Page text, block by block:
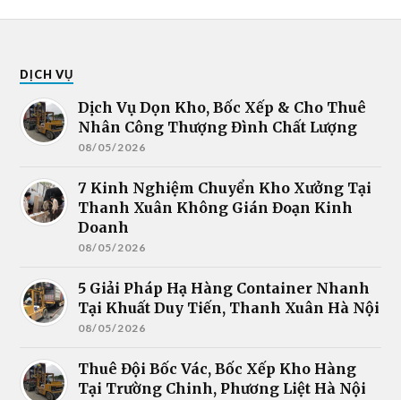
DỊCH VỤ
Dịch Vụ Dọn Kho, Bốc Xếp & Cho Thuê
Nhân Công Thượng Đình Chất Lượng
08/05/2026
7 Kinh Nghiệm Chuyển Kho Xưởng Tại
Thanh Xuân Không Gián Đoạn Kinh
Doanh
08/05/2026
5 Giải Pháp Hạ Hàng Container Nhanh
Tại Khuất Duy Tiến, Thanh Xuân Hà Nội
08/05/2026
Thuê Đội Bốc Vác, Bốc Xếp Kho Hàng
Tại Trường Chinh, Phương Liệt Hà Nội